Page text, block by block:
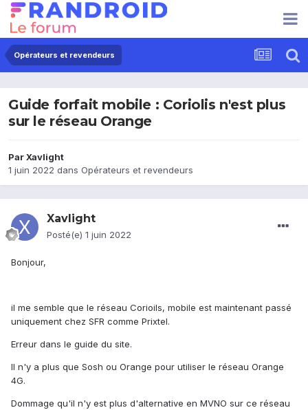
Opérateurs et revendeurs
Guide forfait mobile : Coriolis n'est plus
sur le réseau Orange
ParXavlight
1 juin 2022 dans Opérateurs et revendeurs
Xavlight
Posté(e) 1 juin 2022
Bonjour,
il me semble que le réseau Corioils, mobile est maintenant passé
uniquement chez SFR comme Prixtel.
Erreur dans le guide du site.
Il n'y a plus que Sosh ou Orange pour utiliser le réseau Orange
4G.
Dommage qu'il n'y est plus d'alternative en MVNO sur ce réseau